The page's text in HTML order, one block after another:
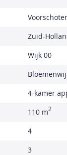
Zuid-
Wijk 00
4-kamer
110 m2
4
3